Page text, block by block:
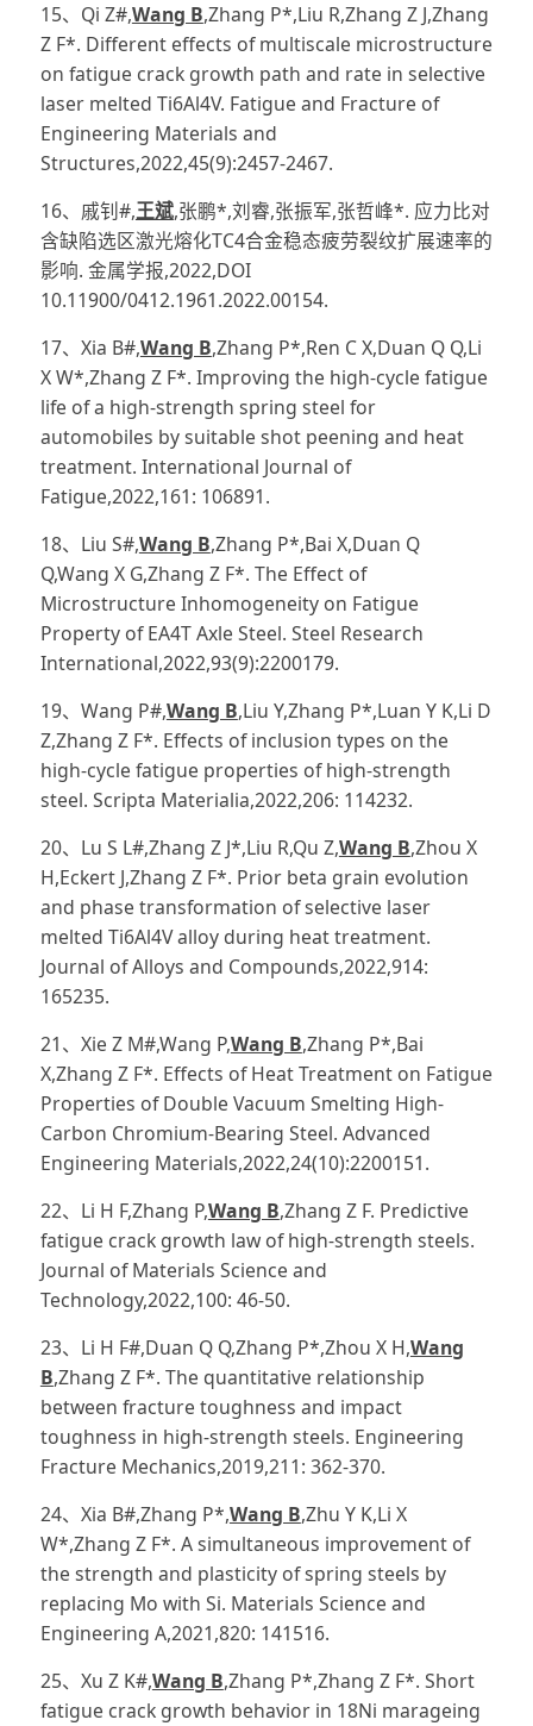
15、Qi Z#,Wang B,Zhang P*,Liu R,Zhang Z J,Zhang
Z F*. Different effects of multiscale microstructure
on fatigue crack growth path and rate in selective
laser melted Ti6Al4V. Fatigue and Fracture of
Engineering Materials and
Structures,2022,45(9):2457-2467.
16、戚钊#,王斌,张鹏*,刘睿,张振军,张哲峰*. 应力比对
含缺陷选区激光熔化TC4合金稳态疲劳裂纹扩展速率的
影响. 金属学报,2022,DOI
10.11900/0412.1961.2022.00154.
17、Xia B#,Wang B,Zhang P*,Ren C X,Duan Q Q,Li
X W*,Zhang Z F*. Improving the high-cycle fatigue
life of a high-strength spring steel for
automobiles by suitable shot peening and heat
treatment. International Journal of
Fatigue,2022,161: 106891.
18、Liu S#,Wang B,Zhang P*,Bai X,Duan Q
Q,Wang X G,Zhang Z F*. The Effect of
Microstructure Inhomogeneity on Fatigue
Property of EA4T Axle Steel. Steel Research
International,2022,93(9):2200179.
19、Wang P#,Wang B,Liu Y,Zhang P*,Luan Y K,Li D
Z,Zhang Z F*. Effects of inclusion types on the
high-cycle fatigue properties of high-strength
steel. Scripta Materialia,2022,206: 114232.
20、Lu S L#,Zhang Z J*,Liu R,Qu Z,Wang B,Zhou X
H,Eckert J,Zhang Z F*. Prior beta grain evolution
and phase transformation of selective laser
melted Ti6Al4V alloy during heat treatment.
Journal of Alloys and Compounds,2022,914:
165235.
21、Xie Z M#,Wang P,Wang B,Zhang P*,Bai
X,Zhang Z F*. Effects of Heat Treatment on Fatigue
Properties of Double Vacuum Smelting High-
Carbon Chromium-Bearing Steel. Advanced
Engineering Materials,2022,24(10):2200151.
22、Li H F,Zhang P,Wang B,Zhang Z F. Predictive
fatigue crack growth law of high-strength steels.
Journal of Materials Science and
Technology,2022,100: 46-50.
23、Li H F#,Duan Q Q,Zhang P*,Zhou X H,Wang
B,Zhang Z F*. The quantitative relationship
between fracture toughness and impact
toughness in high-strength steels. Engineering
Fracture Mechanics,2019,211: 362-370.
24、Xia B#,Zhang P*,Wang B,Zhu Y K,Li X
W*,Zhang Z F*. A simultaneous improvement of
the strength and plasticity of spring steels by
replacing Mo with Si. Materials Science and
Engineering A,2021,820: 141516.
25、Xu Z K#,Wang B,Zhang P*,Zhang Z F*. Short
fatigue crack growth behavior in 18Ni marageing